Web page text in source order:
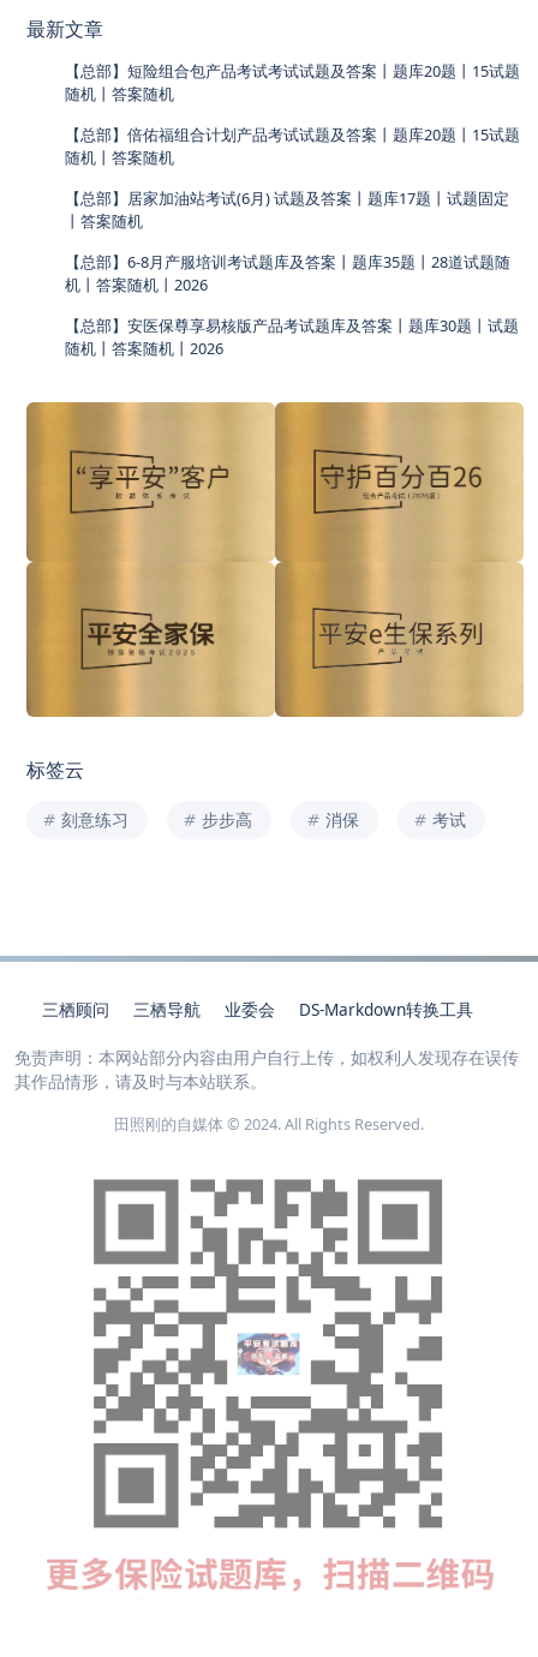
最新文章
【总部】短险组合包产品考试考试试题及答案丨题库20题丨15试题
随机丨答案随机
【总部】倍佑福组合计划产品考试试题及答案丨题库20题丨15试题
随机丨答案随机
【总部】居家加油站考试(6月) 试题及答案丨题库17题丨试题固定
丨答案随机
【总部】6-8月产服培训考试题库及答案丨题库35题丨28道试题随
机丨答案随机丨2026
【总部】安医保尊享易核版产品考试题库及答案丨题库30题丨试题
随机丨答案随机丨2026
标签云
刻意练习 步步高 消保 考试
三栖顾问 三栖导航 业委会 DS-Markdown转换工具
免责声明：本网站部分内容由用户自行上传，如权利人发现存在误传
其作品情形，请及时与本站联系。
田照刚的自媒体 © 2024. All Rights Reserved.